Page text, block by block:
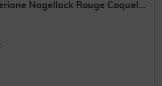
Nagellack Rouge Coquel...